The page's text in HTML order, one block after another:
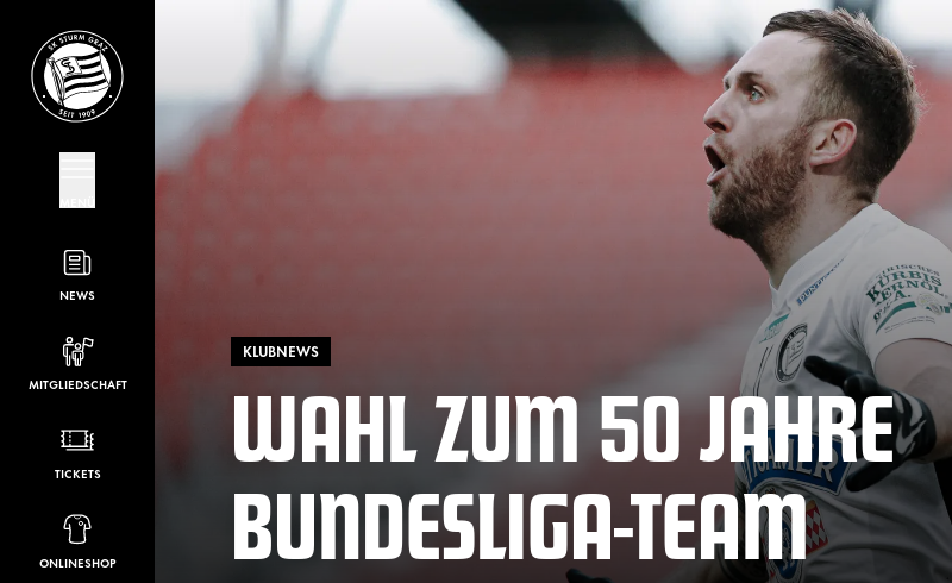
NEWS
MITGLIEDSCHAFT
TICKETS
ONLINESHOP
KLUBNEWS
WAHL ZUM 50 JAHRE
BUNDESLIGA-TEAM